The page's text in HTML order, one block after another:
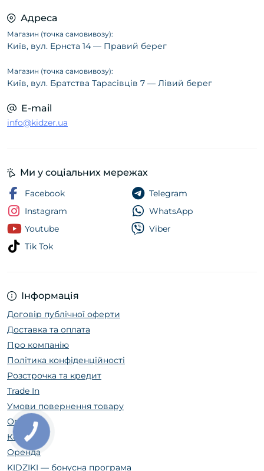
Адреса
Магазин (точка самовивозу):
Київ, вул. Ернста 14 — Правий берег
Магазин (точка самовивозу):
Київ, вул. Братства Тарасівців 7 — Лівий берег
E-mail
info@kidzer.ua
Інформація
Договір публічної оферти
Доставка та оплата
Про компанію
Політика конфіденційності
Розстрочка та кредит
Trade In
Умови повернення товару
Огляди
Контакти
Оренда
KIDZIKI — бонусна програма
Ми у соціальних мережах
Facebook
Instagram
Youtube
Tik Tok
Telegram
WhatsApp
Viber